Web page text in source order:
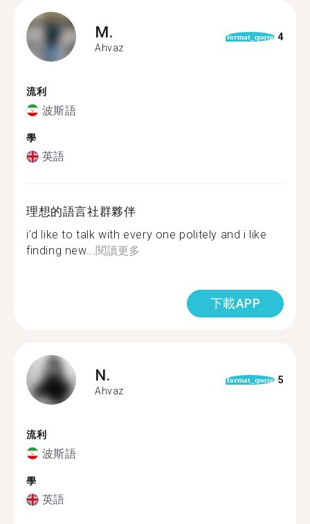
M.
Ahvaz
format_quote 4
流利
波斯語
學
英語
理想的語言社群夥伴
i’d like to talk with every one politely and i like
finding new...閱讀更多
下載APP
N.
Ahvaz
format_quote 5
流利
波斯語
學
英語